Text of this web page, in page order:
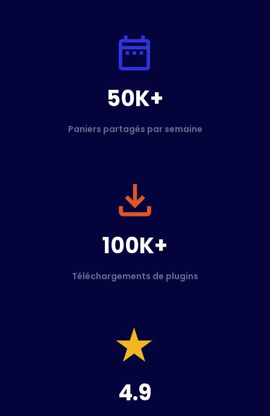
50K+
Paniers partagés par semaine
100K+
Téléchargements de plugins
4.9